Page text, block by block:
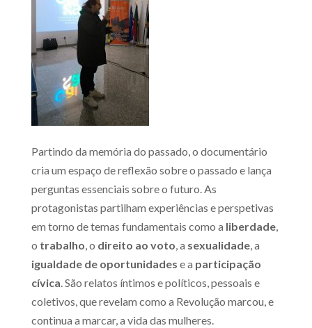
Partindo da memória do passado, o documentário
cria um espaço de reflexão sobre o passado e lança
perguntas essenciais sobre o futuro. As
protagonistas partilham experiências e perspetivas
em torno de temas fundamentais como a liberdade,
o trabalho, o direito ao voto, a sexualidade, a
igualdade de oportunidades e a participação
cívica. São relatos íntimos e políticos, pessoais e
coletivos, que revelam como a Revolução marcou, e
continua a marcar, a vida das mulheres.